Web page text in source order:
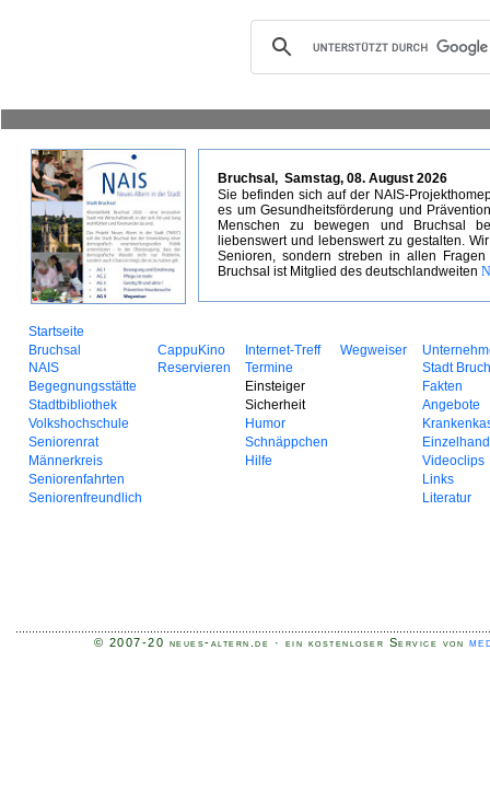
Bruchsal, Samstag, 08. August 2026
Sie befinden sich auf der NAIS-
es um Gesundheitsförderung und
Menschen zu bewegen und Bruchsal
liebenswert und lebenswert zu gestalten.
Senioren, sondern streben in allen
Bruchsal ist Mitglied des deutschlandweiten
Startseite
Bruchsal
CappuKino Internet-Treff Wegweiser
NAIS
Reservieren Termine
Stadt
Begegnungsstätte
Einsteiger
Fakten
Stadtbibliothek
Sicherheit
Angebote
Volkshochschule
Humor
Seniorenrat
Schnäppchen
Männerkreis
Hilfe
Videoclips
Seniorenfahrten
Links
Seniorenfreundlich
Literatur
© 2007-20 neues-altern.de · ein kostenloser Service von